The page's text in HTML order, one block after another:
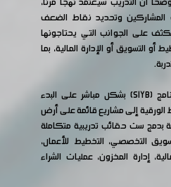
وتحديد نقاط الضعف
على الجوانب التي يحتاجونها
التسويق أو الإدارة المالية، بما
وتركز الحزمة الثانية من البرنامج (SIYB) بشكل مباشر على البدء
إلى مشاريع قائمة على أرض
بدمج ست حقائب تدريبية متكاملة
التخصصي، التخطيط للأعمال،
إدارة المخزون، عمليات الشراء